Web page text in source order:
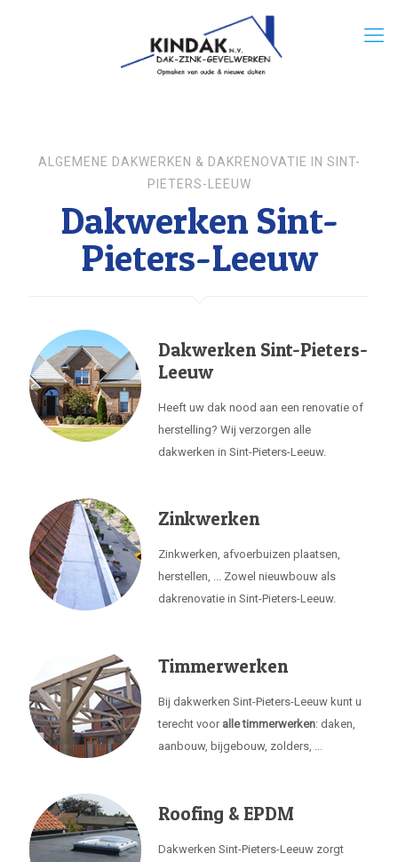
ALGEMENE DAKWERKEN & DAKRENOVATIE IN SINT-
PIETERS-LEEUW
Dakwerken Sint-
Pieters-Leeuw
Dakwerken Sint-Pieters-
Leeuw
Heeft uw dak nood aan een renovatie of
herstelling? Wij verzorgen alle
dakwerken in Sint-Pieters-Leeuw.
Zinkwerken
Zinkwerken, afvoerbuizen plaatsen,
herstellen, ... Zowel nieuwbouw als
dakrenovatie in Sint-Pieters-Leeuw.
Timmerwerken
Bij dakwerken Sint-Pieters-Leeuw kunt u
terecht voor alle timmerwerken: daken,
aanbouw, bijgebouw, zolders, ...
Roofing & EPDM
Dakwerken Sint-Pieters-Leeuw zorgt